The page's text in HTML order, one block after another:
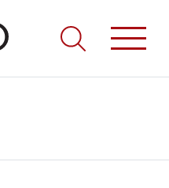
Onde as notícias
passa na Saúde!